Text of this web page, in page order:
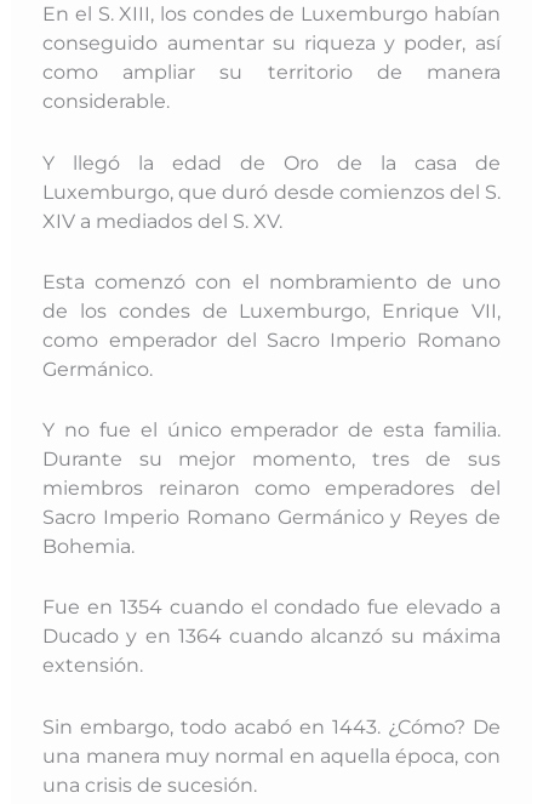
En el S. XIII, los condes de Luxemburgo habían
conseguido aumentar su riqueza y poder, así
como ampliar su territorio de manera
considerable.
Y llegó la edad de Oro de la casa de
Luxemburgo, que duró desde comienzos del S.
XIV a mediados del S. XV.
Esta comenzó con el nombramiento de uno
de los condes de Luxemburgo, Enrique VII,
como emperador del Sacro Imperio Romano
Germánico.
Y no fue el único emperador de esta familia.
Durante su mejor momento, tres de sus
miembros reinaron como emperadores del
Sacro Imperio Romano Germánico y Reyes de
Bohemia.
Fue en 1354 cuando el condado fue elevado a
Ducado y en 1364 cuando alcanzó su máxima
extensión.
Sin embargo, todo acabó en 1443. ¿Cómo? De
una manera muy normal en aquella época, con
una crisis de sucesión.